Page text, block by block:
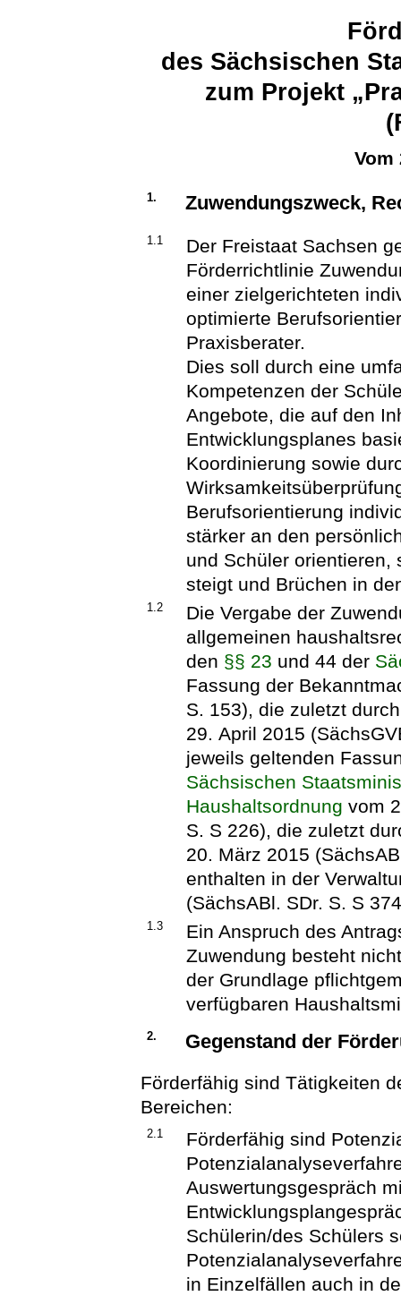
des Sächsischen
zum Projekt
Vom
1. Zuwendungszweck,
1.1
Der Freistaat Sachsen
Förderrichtlinie
einer zielgerichteten
optimierte
Praxisberater.
Dies soll durch eine
Kompetenzen der
Angebote, die auf den
Entwicklungsplanes
Koordinierung sowie
Berufsorientierung
stärker an den
und Schüler orientieren,
steigt und Brüchen in
1.2
Die Vergabe der
allgemeinen
den §§ 23 und 44 der
Fassung der
S. 153), die zuletzt
29. April 2015
jeweils geltenden
Sächsischen
Haushaltsordnung vom
S. S 226), die zuletzt
20. März 2015
enthalten in der
(SächsABl. SDr. S. S
1.3
Ein Anspruch des
Zuwendung besteht
der Grundlage
verfügbaren
2. Gegenstand der
Förderfähig sind Tätigkeiten
Bereichen:
2.1
Förderfähig sind
Auswertungsgespräch
Schülerin/des Schülers
in Einzelfällen auch in